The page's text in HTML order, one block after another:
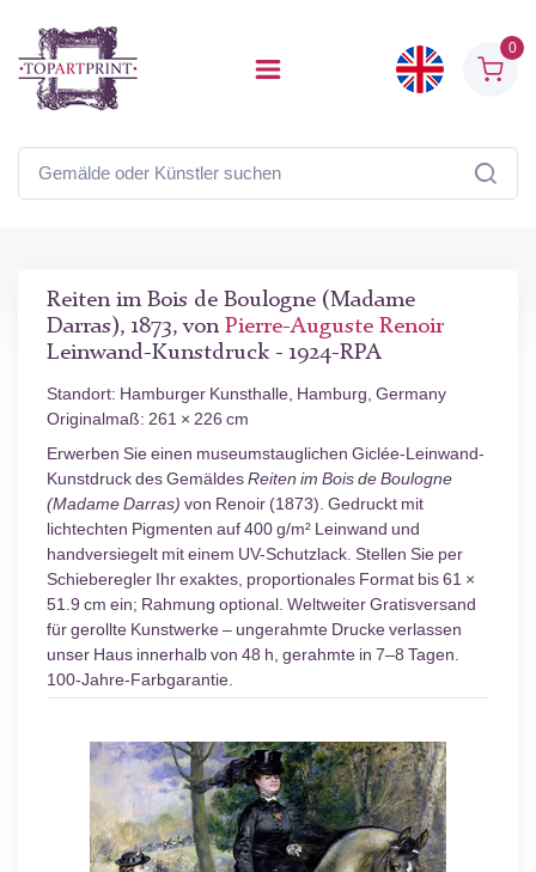
0
Reiten im Bois de Boulogne (Madame
Darras), 1873, von Pierre-Auguste Renoir
Leinwand-Kunstdruck - 1924-RPA
Standort: Hamburger Kunsthalle, Hamburg, Germany
Originalmaß: 261 × 226 cm
Erwerben Sie einen museumstauglichen Giclée-Leinwand-
Kunstdruck des GemäldesReiten im Bois de Boulogne
(Madame Darras) von Renoir (1873). Gedruckt mit
lichtechten Pigmenten auf 400 g/m² Leinwand und
handversiegelt mit einem UV-Schutzlack. Stellen Sie per
Schieberegler Ihr exaktes, proportionales Format bis 61 ×
51.9 cm ein; Rahmung optional. Weltweiter Gratisversand
für gerollte Kunstwerke – ungerahmte Drucke verlassen
unser Haus innerhalb von 48 h, gerahmte in 7–8 Tagen.
100-Jahre-Farbgarantie.